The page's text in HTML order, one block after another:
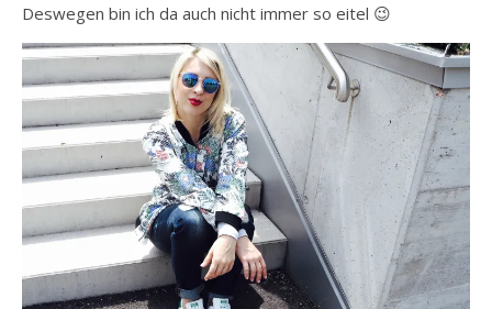
Deswegen bin ich da auch nicht immer so eitel 😉